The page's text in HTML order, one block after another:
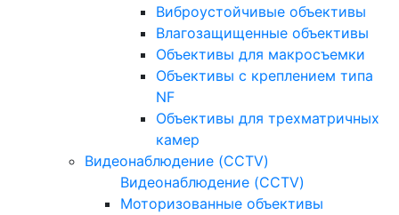
Виброустойчивые объективы
Влагозащищенные объективы
Объективы для макросъемки
Объективы с креплением типа
NF
Объективы для трехматричных
камер
Видеонаблюдение (CCTV)
Видеонаблюдение (CCTV)
Моторизованные объективы